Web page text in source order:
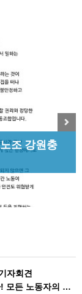
이모저모
조 강원충
책임져라 :
…
비정규직노
자회견
주노총 7.15 총파업대회